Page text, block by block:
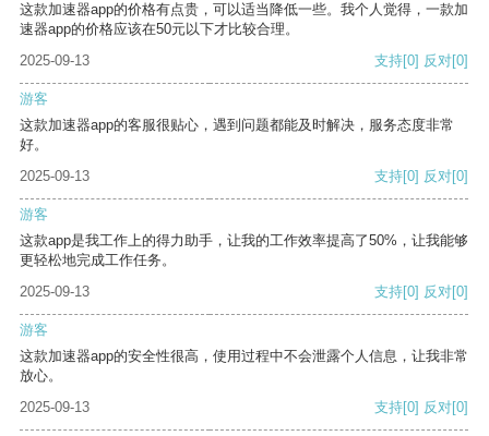
这款加速器app的价格有点贵，可以适当降低一些。我个人觉得，一款加
速器app的价格应该在50元以下才比较合理。
2025-09-13
支持[0] 反对[0]
游客
这款加速器app的客服很贴心，遇到问题都能及时解决，服务态度非常
好。
2025-09-13
支持[0] 反对[0]
游客
这款app是我工作上的得力助手，让我的工作效率提高了50%，让我能够
更轻松地完成工作任务。
2025-09-13
支持[0] 反对[0]
游客
这款加速器app的安全性很高，使用过程中不会泄露个人信息，让我非常
放心。
2025-09-13
支持[0] 反对[0]